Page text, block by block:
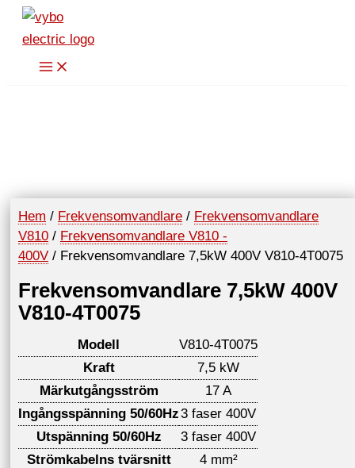
Hoppa
innehåll
Hem / Frekvensomvandlare / Frekvensomvandlare
V810 / Frekvensomvandlare V810 -
400V / Frekvensomvandlare 7,5kW 400V V810-4T0075
Frekvensomvandlare 7,5kW 400V
V810-4T0075
Modell
V810-4T0075
Kraft
7,5 kW
Märkutgångsström
17 A
Ingångsspänning 50/60Hz3 faser 400V
Utspänning 50/60Hz
3 faser 400V
Strömkabelns tvärsnitt
4 mm²
V810-
4T0075